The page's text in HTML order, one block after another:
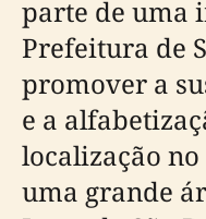
parte de uma
Prefeitura de
promover a
e a
localização
uma grande